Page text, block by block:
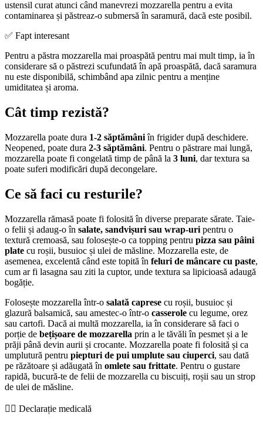
ustensil curat atunci când manevrezi mozzarella pentru a evita
contaminarea și păstreaz-o submersă în saramură, dacă este posibil.
✅ Fapt interesant
Pentru a păstra mozzarella mai proaspătă pentru mai mult timp, ia în
considerare să o păstrezi scufundată în apă proaspătă, dacă saramura
nu este disponibilă, schimbând apa zilnic pentru a menține
umiditatea și aroma.
Cât timp rezistă?
Mozzarella poate dura 1-2 săptămâniîn frigider după deschidere.
Neopened, poate dura 2-3 săptămâni. Pentru o păstrare mai lungă,
mozzarella poate fi congelată timp de până la 3 luni, dar textura sa
poate suferi modificări după decongelare.
Ce să faci cu resturile?
Mozzarella rămasă poate fi folosită în diverse preparate sărate. Taie-
o felii și adaug-o în salate, sandvișuri sau wrap-uri pentru o
textură cremoasă, sau folosește-o ca topping pentru pizza sau pâini
plate cu roșii, busuioc și ulei de măsline. Mozzarella este, de
asemenea, excelentă când este topită în feluri de mâncare cu paste,
cum ar fi lasagna sau ziti la cuptor, unde textura sa lipicioasă adaugă
bogăție.
Folosește mozzarella într-o salată caprese cu roșii, busuioc și
glazură balsamică, sau amestec-o într-o casserole cu legume, orez
sau cartofi. Dacă ai multă mozzarella, ia în considerare să faci o
porție de bețișoare de mozzarella prin a le tăvăli în pesmet și a le
prăji până devin aurii și crocante. Mozzarella poate fi folosită și ca
umplutură pentru piepturi de pui umplute sau ciuperci, sau dată
pe răzătoare și adăugată în omlete sau frittate. Pentru o gustare
rapidă, bucură-te de felii de mozzarella cu biscuiți, roșii sau un strop
de ulei de măsline.
👨‍⚕️️ Declarație medicală